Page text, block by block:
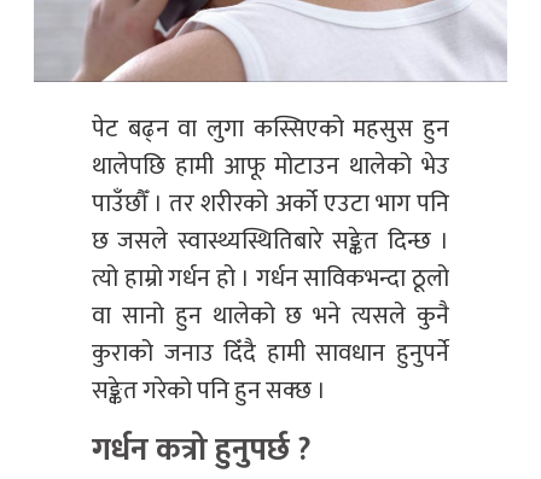
पेट बढ्न वा लुगा कस्सिएको महसुस हुन
थालेपछि हामी आफू मोटाउन थालेको भेउ
पाउँछौँ । तर शरीरको अर्को एउटा भाग पनि
छ जसले स्वास्थ्यस्थितिबारे सङ्केत दिन्छ ।
त्यो हाम्रो गर्धन हो । गर्धन साविकभन्दा ठूलो
वा सानो हुन थालेको छ भने त्यसले कुनै
कुराको जनाउ दिँदै हामी सावधान हुनुपर्ने
सङ्केत गरेको पनि हुन सक्छ ।
गर्धन कत्रो हुनुपर्छ ?